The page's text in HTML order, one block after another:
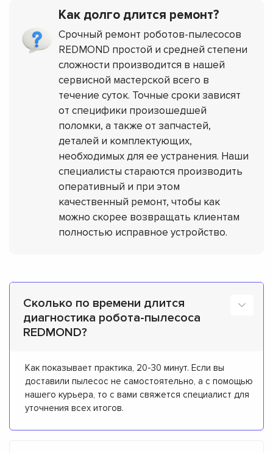
Как долго длится ремонт?
Срочный ремонт роботов-пылесосов
REDMOND простой и средней степени
сложности производится в нашей
сервисной мастерской всего в
течение суток. Точные сроки зависят
от специфики произошедшей
поломки, а также от запчастей,
деталей и комплектующих,
необходимых для ее устранения. Наши
специалисты стараются производить
оперативный и при этом
качественный ремонт, чтобы как
можно скорее возвращать клиентам
полностью исправное устройство.
Сколько по времени длится
диагностика робота-пылесоса
REDMOND?
Как показывает практика, 20-30 минут. Если вы
доставили пылесос не самостоятельно, а с помощью
нашего курьера, то с вами свяжется специалист для
уточнения всех итогов.